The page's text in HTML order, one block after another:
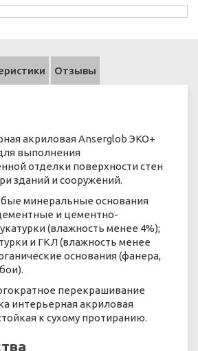
Отзывы
акриловая Anserglob ЭКО+
выполнения
отделки поверхности стен
зданий и сооружений.
минеральные основания
и цементно-
(влажность менее 4%);
и ГКЛ (влажность менее
основания (фанера,
перекрашивание
интерьерная акриловая
к сухому протиранию.